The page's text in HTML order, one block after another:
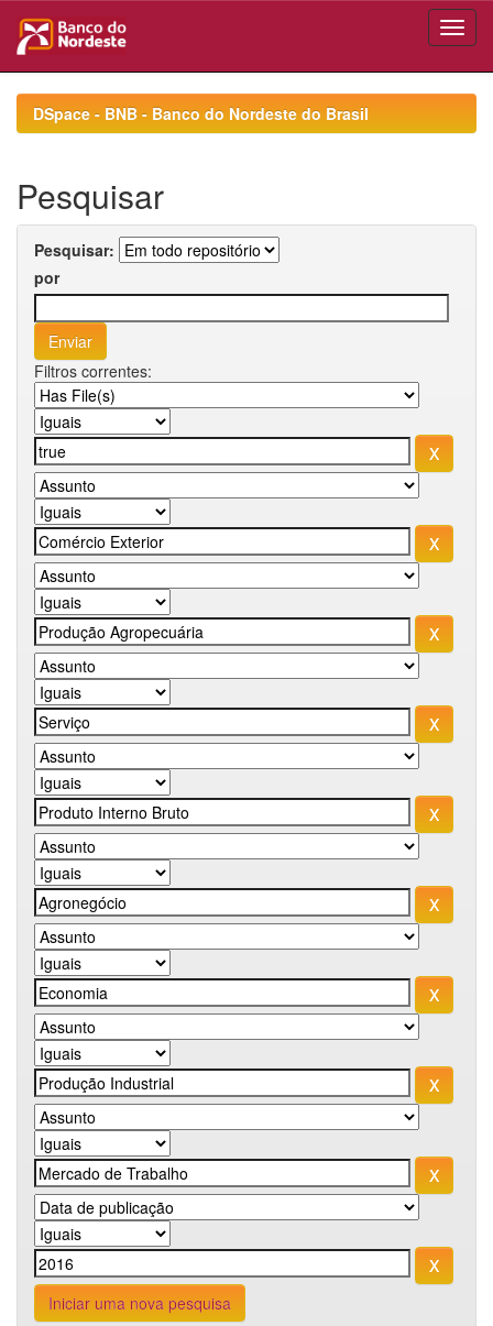
navigationDSpace - BNB - Banco do Nordeste do Brasil
Pesquisar
Pesquisar:
por
Filtros correntes:
Iniciar uma nova pesquisa